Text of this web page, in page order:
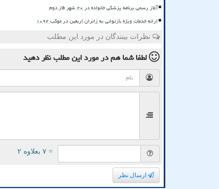
آغاز رسمی برنامه پزشکی خانواده در ۲۰ شهر فاز دوم
ارائه خدمات ویژه بازتوانی به زائران اربعین در موکب ۱۰۹۲
نظرات بینندگان در مورد این مطلب
لطفا شما همدر مورد این مطلبنظر دهید
= ۷ بعلاوه ۲
ارسال نظر